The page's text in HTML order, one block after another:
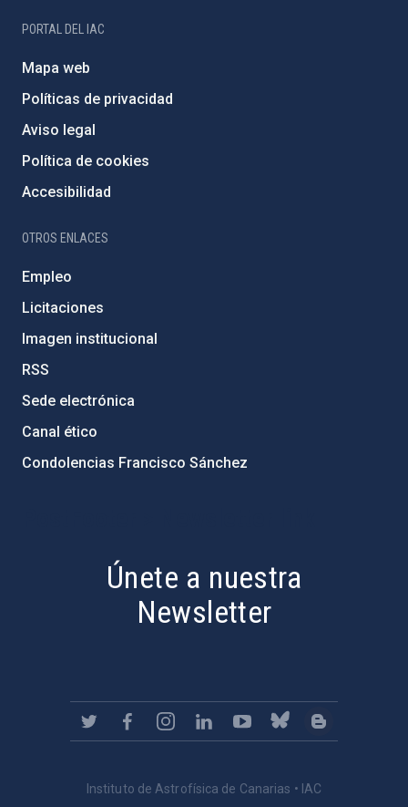
PORTAL DEL IAC
Mapa web
Políticas de privacidad
Aviso legal
Política de cookies
Accesibilidad
OTROS ENLACES
Empleo
Licitaciones
Imagen institucional
RSS
Sede electrónica
Canal ético
Condolencias Francisco Sánchez
Únete a nuestra
Newsletter
Instituto de Astrofísica de Canarias • IAC